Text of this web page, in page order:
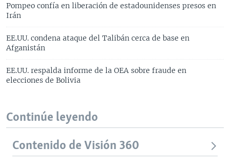
Pompeo confía en liberación de estadounidenses presos en
Irán
EE.UU. condena ataque del Talibán cerca de base en
Afganistán
EE.UU. respalda informe de la OEA sobre fraude en
elecciones de Bolivia
Continúe leyendo
Contenido de Visión 360